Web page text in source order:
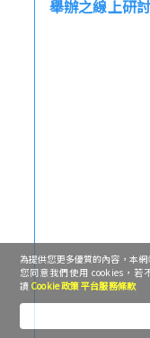
舉辦之線上研
為提供您更多優質的內容，本
您同意我們使用 cookies，若
讀 Cookie 政策平台服務條款